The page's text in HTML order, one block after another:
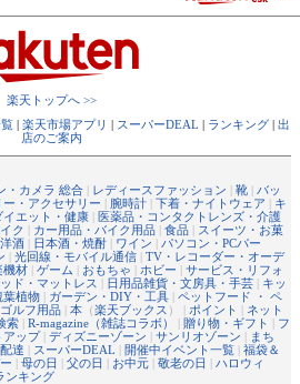
楽天トップへ >>
| 楽天市場アプリ | スーパーDEAL | ランキング | 出
店のご案内
・カメラ 総合 | レディースファッション | 靴 | バッ
ー・アクセサリー | 腕時計 | 下着・ナイトウェア | キ
イエット・健康 | 医薬品・コンタクトレンズ・介護
ク | カー用品・バイク用品 | 食品 | スイーツ・お菓
酒 | 日本酒・焼酎 | ワイン | パソコン・PCパー
| 光回線・モバイル通信 | TV・レコーダー・オーデ
機材 | ゲーム | おもちゃ | ホビー | サービス・リフォ
ド・マットレス | 日用品雑貨・文房具・手芸 | キッ
葉植物 | ガーデン・DIY・工具 | ペットフード ・ ペ
ゴルフ用品 | 本 （楽天ブックス ） | ポイント | ネット
索 | R-magazine（雑誌コラボ） | 贈り物・ギフト | フ
アップ| ディズニーゾーン | サンリオゾーン | まち
達 | スーパーDEAL | 開催中イベント一覧 | 福袋＆
| 母の日 | 父の日 | お中元 | 敬老の日 | ハロウィ
ンキング